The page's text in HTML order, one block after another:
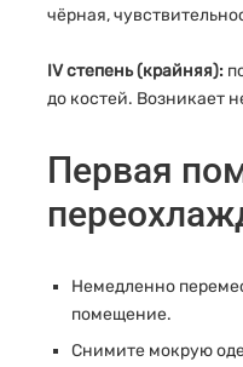
чёрная,
IV степень (крайняя):
до костей. Возникает
Первая
Немедленно
помещение.
Снимите мокрую